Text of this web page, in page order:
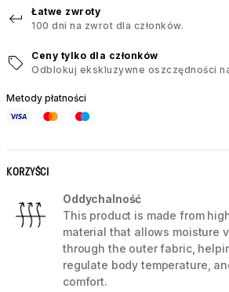
Łatwe zwroty
100 dni na zwrot dla członków.
Ceny tylko dla członków
Odblokuj ekskluzywne oszczędności
Metody płatności
KORZYŚCI
Oddychalność
This product is made from
material that allows moisture
through the outer fabric,
regulate body temperature,
comfort.